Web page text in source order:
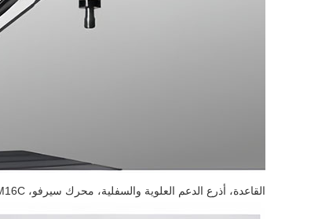
القاعدة، أذرع الدعم العلوية والسفلية، محرك سيرفو، ReducerC/M16C